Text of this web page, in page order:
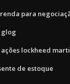
para
glog
lockheed
de estoque